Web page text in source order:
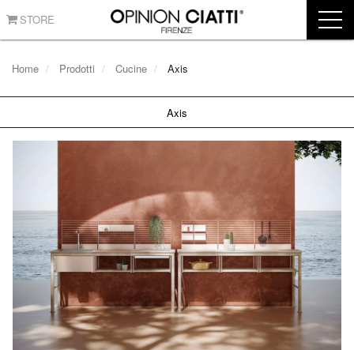
STORE
Home Prodotti Cucine Axis
Axis